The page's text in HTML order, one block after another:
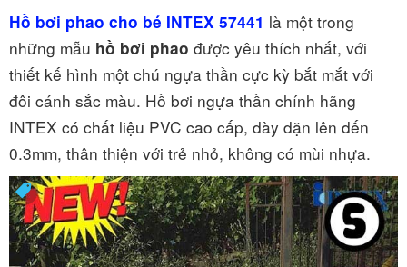
Hồ bơi phao cho bé INTEX 57441 là một trong
những mẫu hồ bơi phao được yêu thích nhất, với
thiết kế hình một chú ngựa thần cực kỳ bắt mắt với
đôi cánh sắc màu. Hồ bơi ngựa thần chính hãng
INTEX có chất liệu PVC cao cấp, dày dặn lên đến
0.3mm, thân thiện với trẻ nhỏ, không có mùi nhựa.